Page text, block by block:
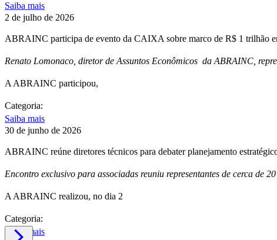
Saiba mais
2 de julho de 2026
ABRAINC participa de evento da CAIXA sobre marco de R$ 1 trilhão
Renato Lomonaco, diretor de Assuntos Econômicos da ABRAINC,
A ABRAINC participou,
Categoria:
Saiba mais
30 de junho de 2026
ABRAINC reúne diretores técnicos para debater planejamento
Encontro exclusivo para associadas reuniu representantes de cerca de
A ABRAINC realizou, no dia 2
Categoria:
Saiba mais